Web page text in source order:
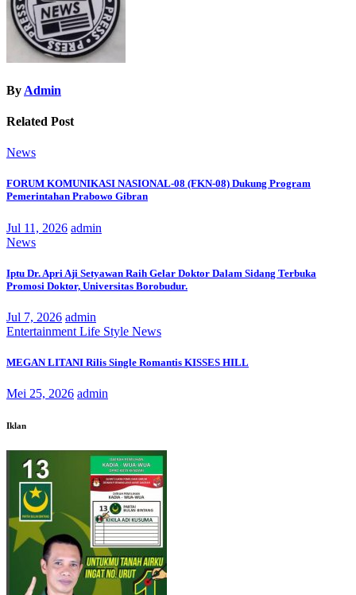
By Admin
Related Post
News
FORUM KOMUNIKASI NASIONAL-08 (FKN-08) Dukung Program
Pemerintahan Prabowo Gibran
Jul 11, 2026 admin
News
Iptu Dr. Apri Aji Setyawan Raih Gelar Doktor Dalam Sidang Terbuka
Promosi Doktor, Universitas Borobudur.
Jul 7, 2026 admin
Entertainment Life Style News
MEGAN LITANI Rilis Single Romantis KISSES HILL
Mei 25, 2026 admin
Iklan